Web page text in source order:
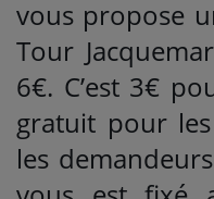
vous propose
Tour
6€. C’est 3€
gratuit pour
les